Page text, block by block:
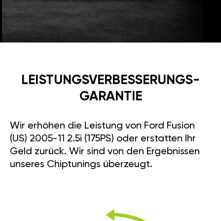
LEISTUNGSVERBESSE­RUNGS­
GARANTIE
Wir erhöhen die Leistung von Ford Fusion
(US) 2005-11 2.5i (175PS) oder erstatten Ihr
Geld zurück. Wir sind von den Ergebnissen
unseres Chiptunings überzeugt.